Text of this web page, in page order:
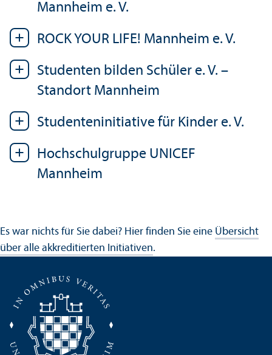
Mannheim e. V.
ROCK YOUR LIFE! Mannheim e. V.
Studenten bilden Schüler e. V. –
Standort Mannheim
Studenten­initiative für Kinder e. V.
Hochschul­gruppe UNICEF
Mannheim
Es war nichts für Sie dabei? Hier finden Sie eine Über­sicht
über alle akkreditierten Initiativen.